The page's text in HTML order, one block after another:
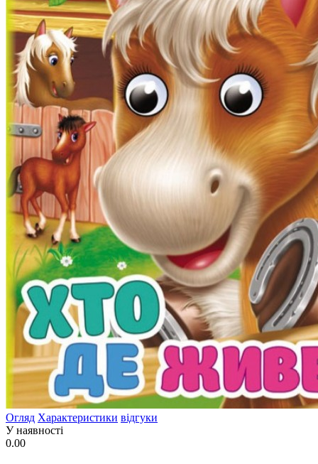
Огляд Характеристики відгуки
У наявності
0.00